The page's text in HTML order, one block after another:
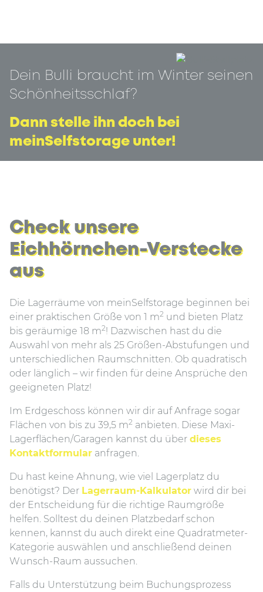
Dein Bulli braucht im Winter seinen
Schönheitsschlaf?
Dann stelle ihn doch bei
meinSelfstorage unter!
Check unsere
Eichhörnchen-Verstecke
aus
Die Lagerräume von meinSelfstorage beginnen bei
einer praktischen Größe von 1 m2 und bieten Platz
bis geräumige 18 m2! Dazwischen hast du die
Auswahl von mehr als 25 Größen-Abstufungen und
unterschiedlichen Raumschnitten. Ob quadratisch
oder länglich – wir finden für deine Ansprüche den
geeigneten Platz!
Im Erdgeschoss können wir dir auf Anfrage sogar
Flächen von bis zu 39,5 m2 anbieten. Diese Maxi-
Lagerflächen/Garagen kannst du über dieses
Kontaktformular anfragen.
Du hast keine Ahnung, wie viel Lagerplatz du
benötigst? Der Lagerraum-Kalkulator wird dir bei
der Entscheidung für die richtige Raumgröße
helfen. Solltest du deinen Platzbedarf schon
kennen, kannst du auch direkt eine Quadratmeter-
Kategorie auswählen und anschließend deinen
Wunsch-Raum aussuchen.
Falls du Unterstützung beim Buchungsprozess